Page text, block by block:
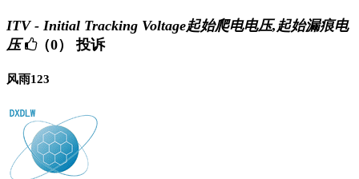
ITV - Initial Tracking Voltage起始爬电电压,起始漏痕电
压
（0） 投诉
风雨123